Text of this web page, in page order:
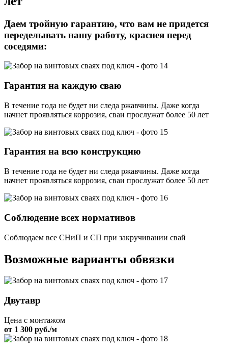
Даем тройную гарантию, что вам не придется
переделывать нашу работу, краснея перед
соседями:
Гарантия на каждую сваю
В течение года не будет ни следа ржавчины. Даже когда
начнет проявляться коррозия, сваи прослужат более 50 лет
Гарантия на всю конструкцию
В течение года не будет ни следа ржавчины. Даже когда
начнет проявляться коррозия, сваи прослужат более 50 лет
Соблюдение всех нормативов
Соблюдаем все СНиП и СП при закручивании свай
Возможные варианты обвязки
Двутавр
Цена с монтажом
от 1 300 руб./м